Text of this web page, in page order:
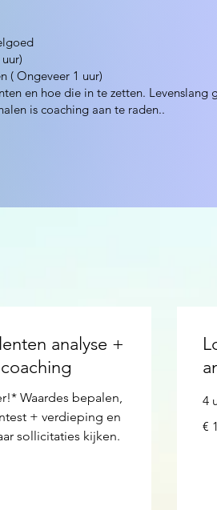
( Ongeveer 1 uur)
en hoe die in te zetten. Levenslang
is coaching aan te raden..
analyse +
Waardes bepalen,
+ verdieping en
sollicitaties kijken.
4
euro
€